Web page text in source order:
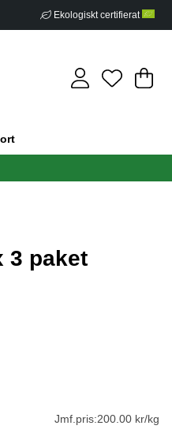
Ekologiskt certifierat
.
3 paket
Jmf.pris:200.00 kr/kg